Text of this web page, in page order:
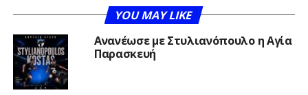
YOU MAY LIKE
Ανανέωσε με Στυλιανόπουλο η Αγία
Παρασκευή